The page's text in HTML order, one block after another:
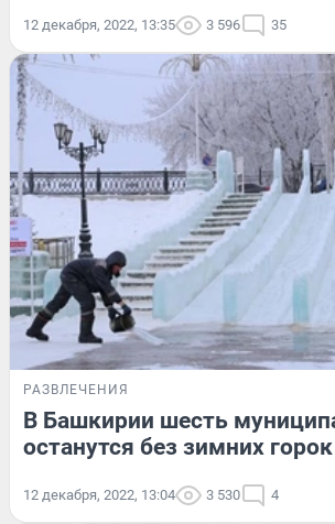
12 декабря, 2022, 13:35 3 596 35
РАЗВЛЕЧЕНИЯ
В Башкирии шесть
останутся без зимних горок
12 декабря, 2022, 13:04 3 530 4